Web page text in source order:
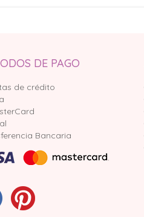
DE PAGO
de crédito
Bancaria